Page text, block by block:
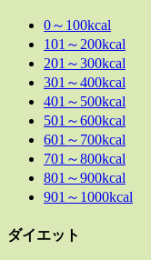
0～100kcal
101～200kcal
201～300kcal
301～400kcal
401～500kcal
501～600kcal
601～700kcal
701～800kcal
801～900kcal
901～1000kcal
ダイエット